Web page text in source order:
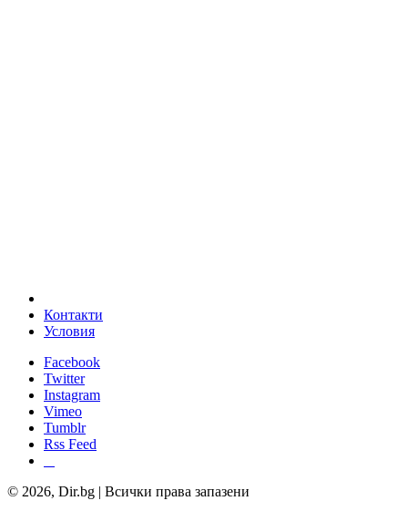
Контакти
Условия
Facebook
Twitter
Instagram
Vimeo
Tumblr
Rss Feed
© 2026, Dir.bg | Всички права запазени